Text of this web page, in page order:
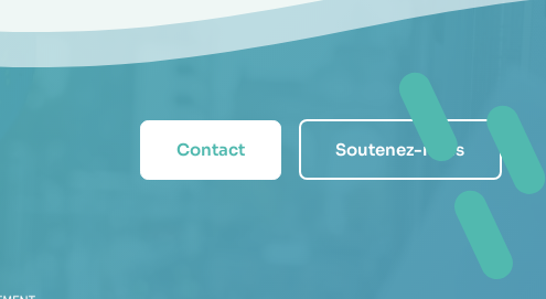
Contact Soutenez-nous